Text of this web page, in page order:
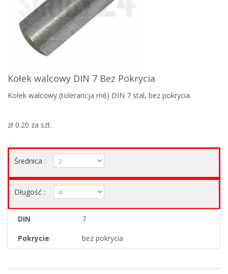
Kołek walcowy DIN 7 Bez Pokrycia
Kołek walcowy (tolerancja m6) DIN 7 stal, bez pokrycia.
zł 0.20 za szt.
Średnica :
Długość :
DIN
7
Pokrycie
bez pokrycia